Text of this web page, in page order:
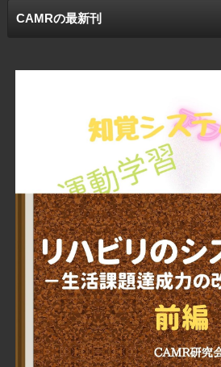
CAMRの最新刊